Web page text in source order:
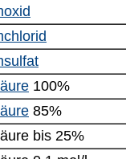
100%
85%
bis 25%